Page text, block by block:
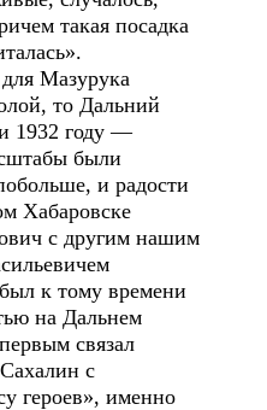
такая посадка
Мазурука
то Дальний
1932 году —
были
и радости
Хабаровске
с другим нашим
к тому времени
на Дальнем
связал
с
героев», именно